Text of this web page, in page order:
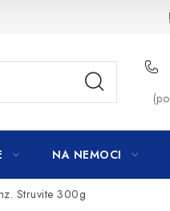
NA NEMOCI
Struvite 300g